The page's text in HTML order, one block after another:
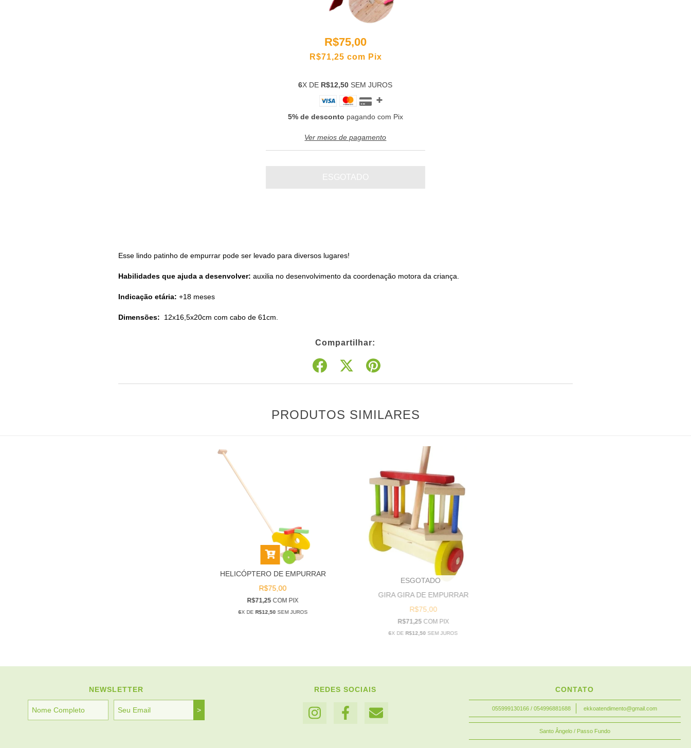
R$75,00
R$71,25 com Pix
6X DE R$12,50 SEM JUROS
5% de desconto pagando com Pix
Ver meios de pagamento
Esse lindo patinho de empurrar pode ser levado para diversos lugares!
Habilidades que ajuda a desenvolver: auxilia no desenvolvimento da coordenação motora da criança.
Indicação etária: +18 meses
Dimensões: 12x16,5x20cm com cabo de 61cm.
Compartilhar:
PRODUTOS SIMILARES
HELICÓPTERO DE EMPURRAR
R$75,00
R$71,25COM PIX
6X DER$12,50 SEM JUROS
ESGOTADO
GIRA GIRA DE EMPURRAR
R$75,00
R$71,25 COM PIX
6X DE R$12,50 SEM JUROS
NEWSLETTER REDES SOCIAIS CONTATO
055999130166 / 054996881688 ekkoatendimento@gmail.com
Santo Ângelo / Passo Fundo